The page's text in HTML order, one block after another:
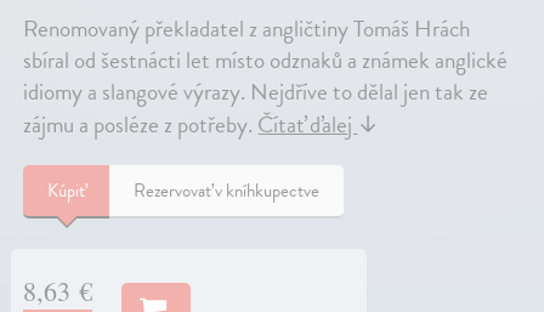
Renomovaný překladatel z angličtiny Tomáš Hrách
sbíral od šestnácti let místo odznaků a známek anglické
idiomy a slangové výrazy. Nejdříve to dělal jen tak ze
zájmu a posléze z potřeby.Čítať ďalej↓
Kúpiť Rezervovať v kníhkupectve
8,63 €